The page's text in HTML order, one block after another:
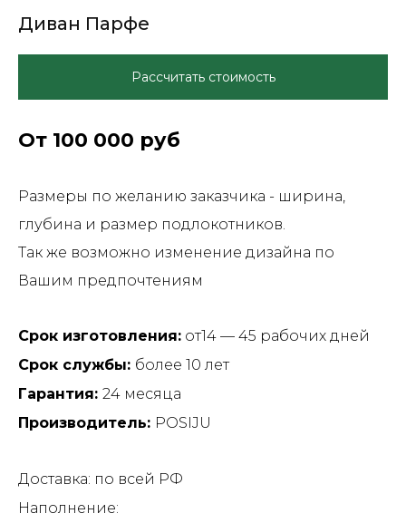
Диван Парфе
Рассчитать стоимость
От 100 000 руб
Размеры по желанию заказчика - ширина,
глубина и размер подлокотников.
Так же возможно изменение дизайна по
Вашим предпочтениям
Срок изготовления: от14 — 45 рабочих дней
Срок службы: более 10 лет
Гарантия: 24 месяца
Производитель: POSIJU
Доставка: по всей РФ
Наполнение: